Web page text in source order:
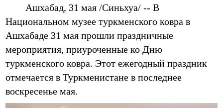
Ашхабад, 31 мая /Синьхуа/ -- В
Национальном музее туркменского ковра в
Ашхабаде 31 мая прошли праздничные
мероприятия, приуроченные ко Дню
туркменского ковра. Этот ежегодный праздник
отмечается в Туркменистане в последнее
воскресенье мая.